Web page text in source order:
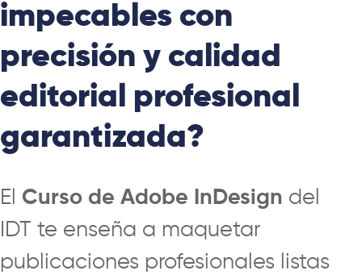
impecables con
precisión y calidad
editorial profesional
garantizada?
El Curso de Adobe InDesign del
IDT te enseña a maquetar
publicaciones profesionales listas